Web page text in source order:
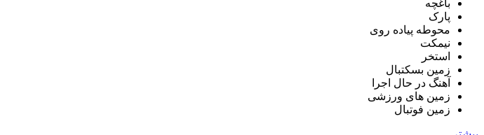
باغچه
پارک
محوطه پیاده روی
نیمکت
استخر
زمین بسکتبال
آهنگ در حال اجرا
زمین های ورزشی
زمین فوتبال